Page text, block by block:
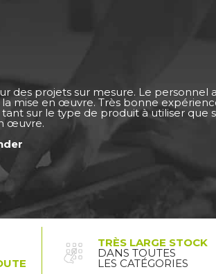
des projets sur mesure. Le personnel a
mise en œuvre. Très bonne
sur le type de produit à utiliser que
œuvre.
TRÈS LARGE STOCK
DANS TOUTES
LES CATÉGORIES